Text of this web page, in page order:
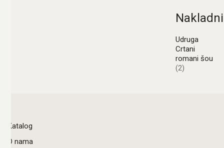
Udruga
Crtani
romani šou
(2)
Katalog
O nama